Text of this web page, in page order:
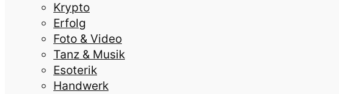
Krypto
Erfolg
Foto & Video
Tanz & Musik
Esoterik
Handwerk